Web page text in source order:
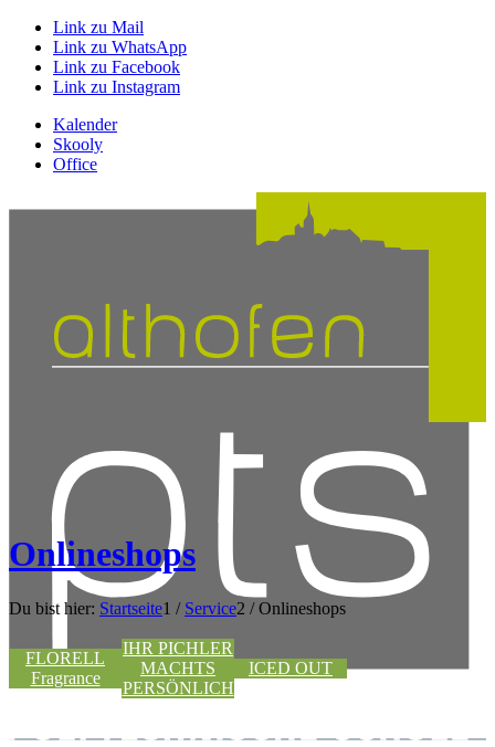
Link zu Mail
Link zu WhatsApp
Link zu Facebook
Link zu Instagram
Kalender
Skooly
Office
Onlineshops
Du bist hier: Startseite1 / Service2 / Onlineshops
FLORELL
Fragrance
IHR PICHLER
MACHTS
PERSÖNLICH
ICED OUT